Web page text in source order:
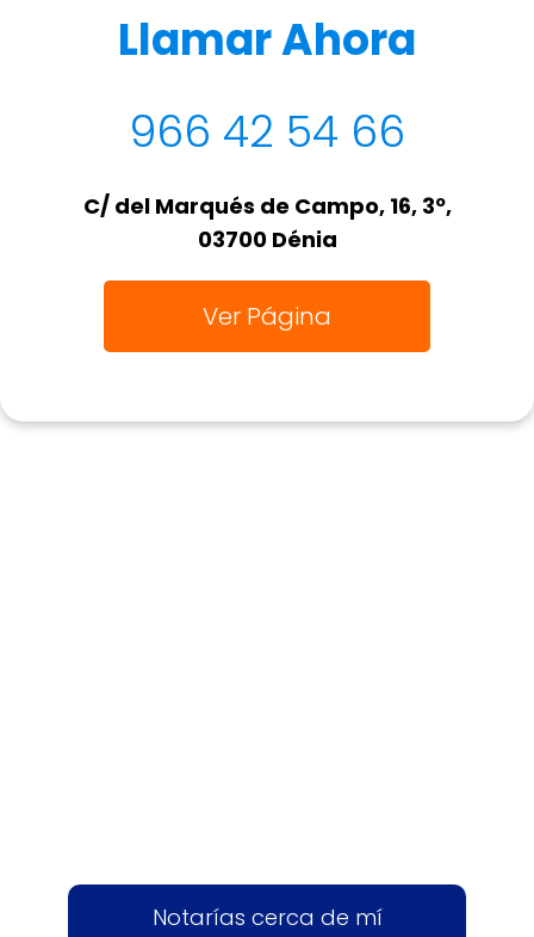
Llamar Ahora
966 42 54 66
C/ del Marqués de Campo, 16, 3º,
03700 Dénia
Ver Página
Notarías cerca de mí